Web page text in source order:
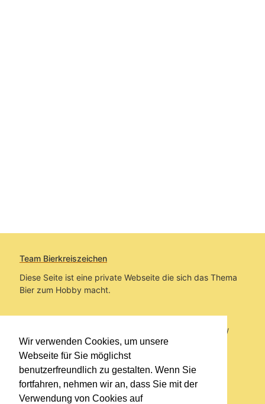
Wir verwenden Cookies, um unsere
Webseite für Sie möglichst
benutzerfreundlich zu gestalten. Wenn Sie
fortfahren, nehmen wir an, dass Sie mit der
Verwendung von Cookies auf
Team Bierkreiszeichen
Diese Seite ist eine private Webseite die sich das Thema
Bier zum Hobby macht.
Sie befinden sich auf https://www.bierkreiszeichen.at/
im Pfad:Bierkreiszeichen/Gesammelte Biere
Erstellt: 2026-08-06
Links